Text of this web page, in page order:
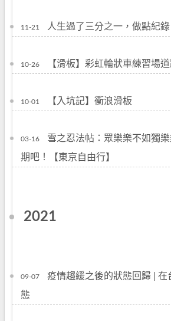
11-21 人生過了三分之一，做點紀錄
10-26 【滑板】彩虹輪狀車練習場道
10-01 【入坑記】衝浪滑板
03-16
雪之忍法帖：眾樂樂不如獨
期吧！【東京自由行】
2021
09-07
疫情趨緩之後的狀態回歸 |
態